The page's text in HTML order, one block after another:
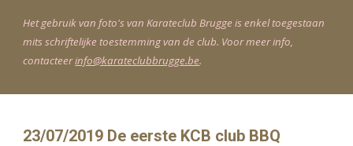
Het gebruik van foto's van Karateclub Brugge is enkel toegestaan
mits schriftelijke toestemming van de club. Voor meer info,
contacteer info@karateclubbrugge.be.
23/07/2019 De eerste KCB club BBQ